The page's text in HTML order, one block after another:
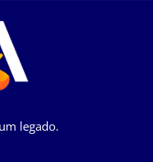
legado.